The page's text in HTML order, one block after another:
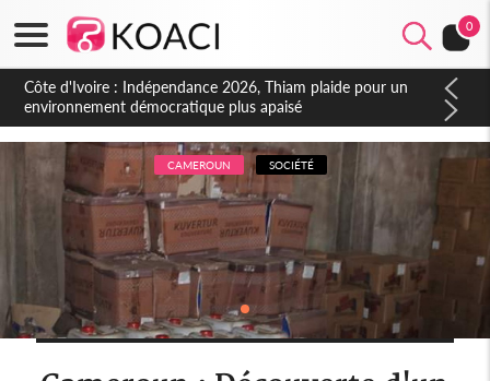
0
Côte d'Ivoire : Concours INFAS 2026, les convocations
seront disponibles à compter du samedi
CAMEROUN SOCIÉTÉ